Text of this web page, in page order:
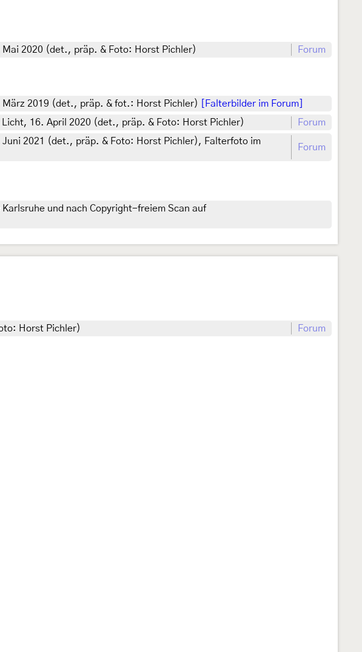
2020 (det., präp. & Foto: Horst Pichler) Forum
2019 (det., präp. & fot.: Horst Pichler)
[Falterbilder im Forum]
16. April 2020 (det., präp. & Foto: Horst Pichler)
Forum
2021 (det., präp. & Foto: Horst Pichler), Falterfoto im
Forum
und nach Copyright-freiem Scan auf
Horst Pichler) Forum